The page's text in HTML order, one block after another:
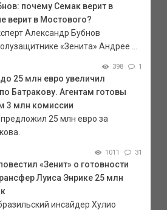
почему Семак верит в
верит в Мостового?
Александр Бубнов
«Зенита» Андрее ...
398 1
25 млн евро увеличил
Батракову. Агентам готовы
3 млн комиссии
предложил 25 млн евро за
1011 31
«Зенит» о готовности
Луиса Энрике 25 млн
инсайдер Хулио